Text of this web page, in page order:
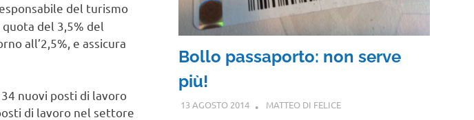
del turismo
quota del 3,5% del
all’2,5%, e assicura
nuovi posti di lavoro
di lavoro nel settore
Bollo passaporto: non serve
più!
13 AGOSTO 2014 MATTEO DI FELICE